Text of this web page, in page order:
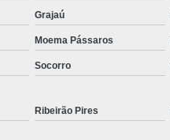
Grajaú
Moema Pássaros
Socorro
Ribeirão Pires